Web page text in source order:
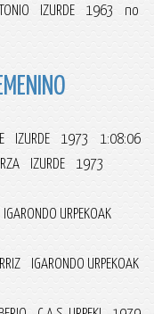
IZURDE 1963 no
IZURDE 1973 1:08:06
IZURDE 1973
URPEKOAK
IGARONDO URPEKOAK